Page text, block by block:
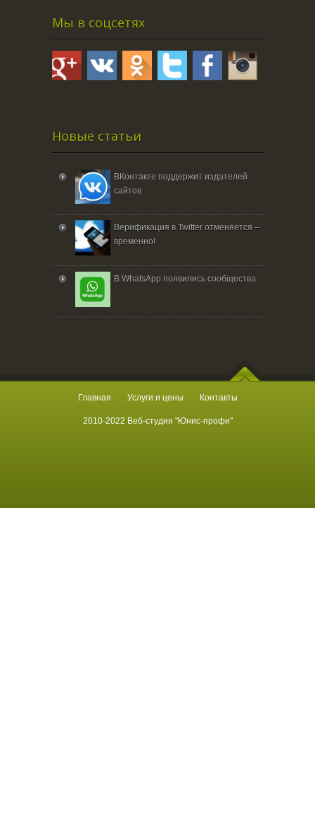
Мы в соцсетях
Новые статьи
ВКонтакте поддержит издателей
сайтов
Верификация в Twitter отменяется –
временно!
В WhatsApp появились сообщества
Главная Услуги и цены Контакты
2010-2022 Веб-студия "Юнис-профи"